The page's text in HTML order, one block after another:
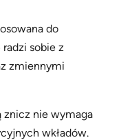
do
sobie z
zmiennymi
znicz nie wymaga
wkładów.